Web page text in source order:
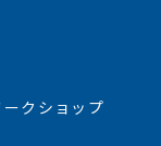
クショップ